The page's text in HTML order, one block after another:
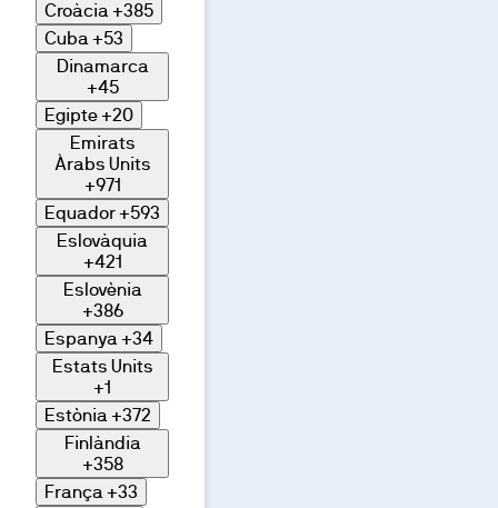
Croàcia +385
Cuba +53
Dinamarca
+45
Egipte+20
Emirats
Àrabs Units
+971
Equador+593
Eslovàquia
+421
Eslovènia
+386
Espanya +34
Estats Units
+1
Estònia +372
Finlàndia
+358
França +33